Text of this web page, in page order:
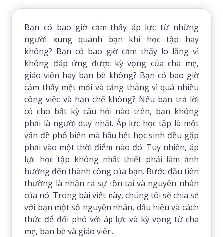
Bạn có bao giờ cảm thấy áp lực từ những
người xung quanh bạn khi học tập hay
không? Bạn có bao giờ cảm thấy lo lắng vì
không đáp ứng được kỳ vọng của cha mẹ,
giáo viên hay bạn bè không? Bạn có bao giờ
cảm thấy mệt mỏi và căng thẳng vì quá nhiều
công việc và hạn chế không? Nếu bạn trả lời
có cho bất kỳ câu hỏi nào trên, bạn không
phải là người duy nhất. Áp lực học tập là một
vấn đề phổ biến mà hầu hết học sinh đều gặp
phải vào một thời điểm nào đó. Tuy nhiên, áp
lực học tập không nhất thiết phải làm ảnh
hưởng đến thành công của bạn. Bước đầu tiên
thường là nhận ra sự tồn tại và nguyên nhân
của nó. Trong bài viết này, chúng tôi sẽ chia sẻ
với bạn một số nguyên nhân, dấu hiệu và cách
thức để đối phó với áp lực và kỳ vọng từ cha
mẹ, bạn bè và giáo viên.